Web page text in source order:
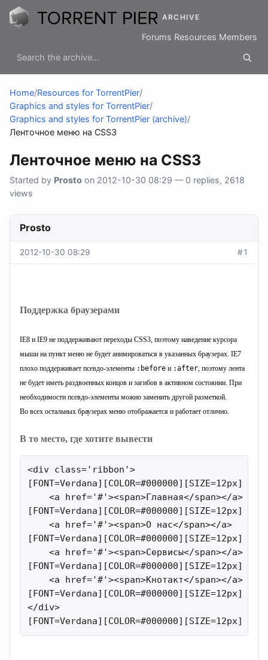
ARCHIVE
Forums Resources Members
Home/Resources for TorrentPier/
Graphics and styles for TorrentPier/
Graphics and styles for TorrentPier (archive)/
Ленточное меню на CSS3
Ленточное меню на CSS3
Started by Prosto on 2012-10-30 08:29 — 0 replies, 2618
views
Prosto
2012-10-30 08:29 #1
Поддержка браузерами
IE8 и IE9 не поддерживают переходы CSS3, поэтому наведение курсора
мыши на пункт меню не будет анимироваться в указанных браузерах. IE7
плохо поддерживает псевдо-элементы :before и :after, поэтому лента
не будет иметь раздвоенных концов и загибов в активном состоянии. При
необходимости псевдо-элементы можно заменить другой разметкой.
Во всех остальных браузерах меню отображается и работает отлично.
В то место, где хотите вывести
<div class='ribbon'>
[FONT=Verdana][COLOR=#000000][SIZE=12px] [/
    <a href='#'><span>Главная</span></a>
[FONT=Verdana][COLOR=#000000][SIZE=12px] [/
    <a href='#'><span>О нас</span></a>
[FONT=Verdana][COLOR=#000000][SIZE=12px] [/
    <a href='#'><span>Сервисы</span></a>
[FONT=Verdana][COLOR=#000000][SIZE=12px] [/
    <a href='#'><span>Кнотакт</span></a>
[FONT=Verdana][COLOR=#000000][SIZE=12px] [/
</div>
[FONT=Verdana][COLOR=#000000][SIZE=12px] [/